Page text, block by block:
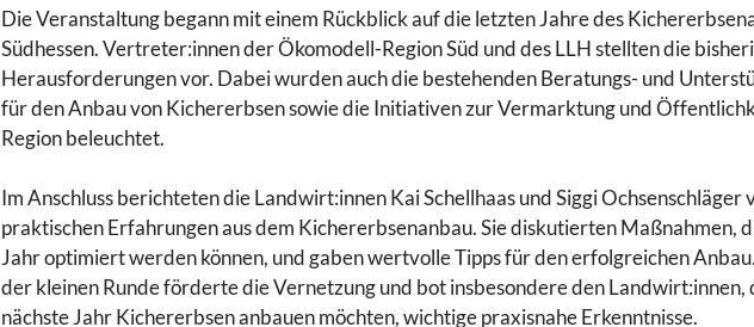
Die Veranstaltung begann mit einem Rückblick auf die letzten Jahre des
Südhessen. Vertreter:innen der Ökomodell-Region Süd und des LLH stellten die
Herausforderungen vor. Dabei wurden auch die bestehenden Beratungs- und
für den Anbau von Kichererbsen sowie die Initiativen zur Vermarktung und
Region beleuchtet.
Im Anschluss berichteten die Landwirt:innen Kai Schellhaas und Siggi Ochsenschläger
praktischen Erfahrungen aus dem Kichererbsenanbau. Sie diskutierten Maßnahmen,
Jahr optimiert werden können, und gaben wertvolle Tipps für den erfolgreichen
der kleinen Runde förderte die Vernetzung und bot insbesondere den Landwirt:innen,
nächste Jahr Kichererbsen anbauen möchten, wichtige praxisnahe Erkenntnisse.